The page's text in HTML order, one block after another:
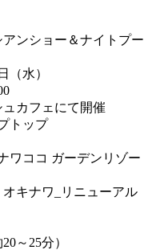
ンショー＆ナイトプー
（水）
カフェにて開催
トップ
ワココ ガーデンリゾー
～25分）